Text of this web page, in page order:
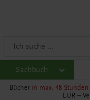
Sachbuch
Bücher in max. 48
EUR –